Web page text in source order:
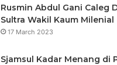
Rusmin Abdul Gani Caleg
Sultra Wakil Kaum Milenial
17 March 2023
Sjamsul Kadar Menang di